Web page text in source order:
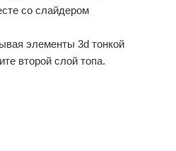
со слайдером
элементы 3d тонкой
второй слой топа.